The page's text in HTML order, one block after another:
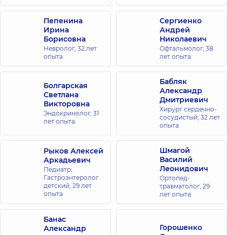
Пепенина
Ирина
Борисовна
Невролог, 32 лет
опыта
Сергиенко
Андрей
Николаевич
Офтальмолог, 38
лет опыта
Болгарская
Светлана
Викторовна
Эндокринолог, 31
лет опыта
Бабляк
Александр
Дмитриевич
Хирург сердечно-
сосудистый, 32 лет
опыта
Рыков Алексей
Аркадьевич
Педиатр;
Гастроэнтеролог
детский, 29 лет
опыта
Шмагой
Василий
Леонидович
Ортопед-
травматолог, 29
лет опыта
Банас
Александр
Горошенко